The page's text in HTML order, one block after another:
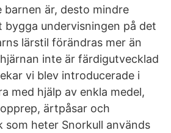
barnen är, desto mindre
undervisningen på det
lärstil förändras mer än
inte är färdigutvecklad
vi blev introducerade i
med hjälp av enkla medel,
ärtpåsar och
som heter Snorkull används